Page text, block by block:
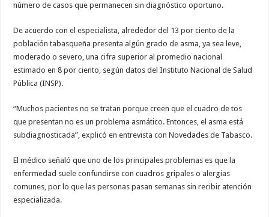
número de casos que permanecen sin diagnóstico oportuno.
De acuerdo con el especialista, alrededor del 13 por ciento de la
población tabasqueña presenta algún grado de asma, ya sea leve,
moderado o severo, una cifra superior al promedio nacional
estimado en 8 por ciento, según datos del Instituto Nacional de Salud
Pública (INSP).
“Muchos pacientes no se tratan porque creen que el cuadro de tos
que presentan no es un problema asmático. Entonces, el asma está
subdiagnosticada”, explicó en entrevista con Novedades de Tabasco.
El médico señaló que uno de los principales problemas es que la
enfermedad suele confundirse con cuadros gripales o alergias
comunes, por lo que las personas pasan semanas sin recibir atención
especializada.